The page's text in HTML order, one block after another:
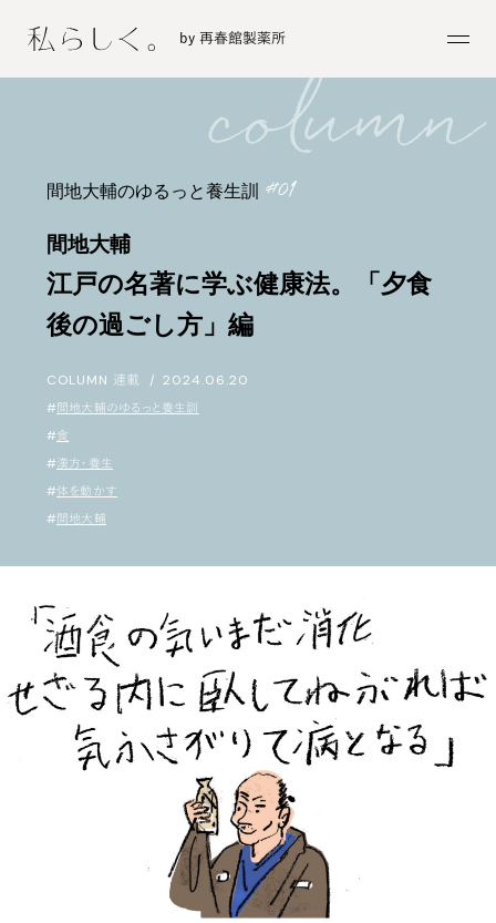
by 再春館製薬所
間地大輔のゆるっと養生訓
間地大輔
江戸の名著に学ぶ健康法。「夕食
後の過ごし方」編
COLUMN 連載 | 2024.06.20
# 間地大輔のゆるっと養生訓
# 食
#漢方・養生
#体を動かす
# 間地大輔